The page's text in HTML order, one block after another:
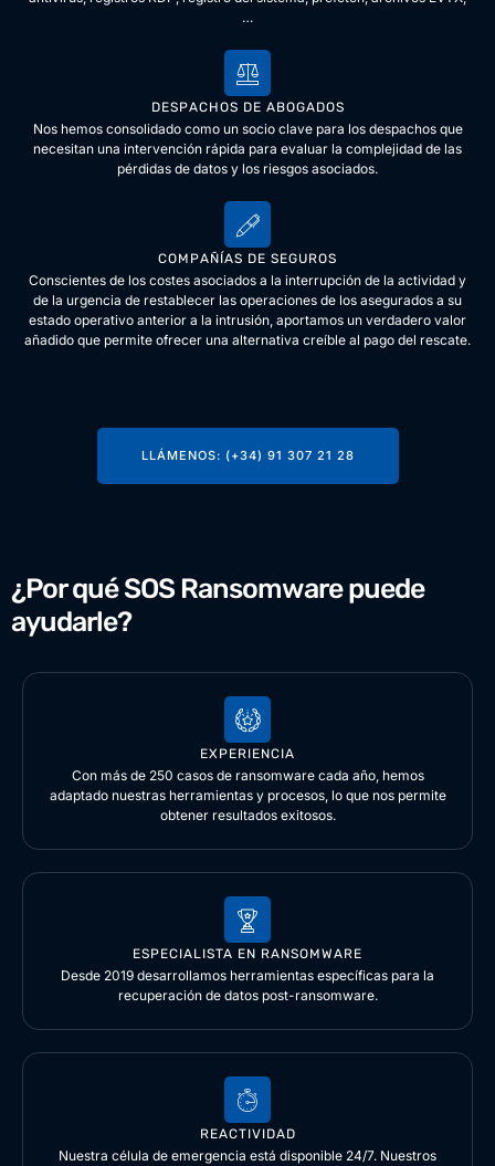
…
DESPACHOS DE ABOGADOS
Nos hemos consolidado como un socio clave para los despachos que
necesitan una intervención rápida para evaluar la complejidad de las
pérdidas de datos y los riesgos asociados.
COMPAÑÍAS DE SEGUROS
Conscientes de los costes asociados a la interrupción de la actividad y
de la urgencia de restablecer las operaciones de los asegurados a su
estado operativo anterior a la intrusión, aportamos un verdadero valor
añadido que permite ofrecer una alternativa creíble al pago del rescate.
LLÁMENOS: (+34) 91 307 21 28
¿Por qué SOS Ransomware puede
ayudarle?
EXPERIENCIA
Con más de 250 casos de ransomware cada año, hemos
adaptado nuestras herramientas y procesos, lo que nos permite
obtener resultados exitosos.
ESPECIALISTA EN RANSOMWARE
Desde 2019 desarrollamos herramientas específicas para la
recuperación de datos post-ransomware.
REACTIVIDAD
Nuestra célula de emergencia está disponible 24/7. Nuestros